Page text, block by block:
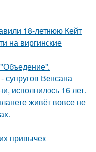
18-летнюю Кейт
на виргинские
супругов Венсана
исполнилось 16 лет.
живёт вовсе не
привычек